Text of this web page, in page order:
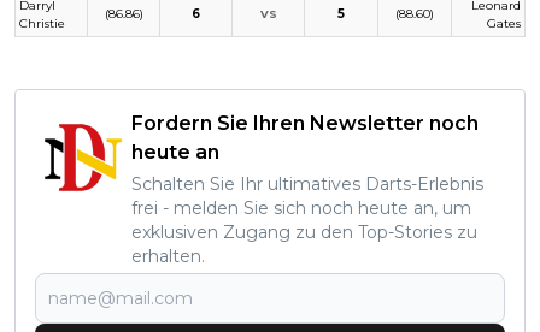
Darryl
Christie
(86.86) 6 VS 5 (88.60)
Leonard
Gates
Fordern Sie Ihren Newsletter noch
heute an
Schalten Sie Ihr ultimatives Darts-Erlebnis
frei - melden Sie sich noch heute an, um
exklusiven Zugang zu den Top-Stories zu
erhalten.